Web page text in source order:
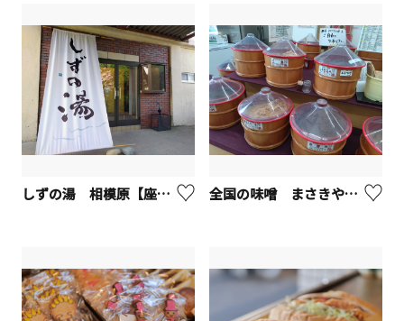
しずの湯 相模原【座間市】 全国の味噌 まさきや【座間市】